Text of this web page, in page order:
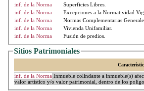
inf. de la Norma
Superficies Libres.
inf. de la Norma
Excepciones a la Normatividad
inf. de la Norma
Normas Complementarias
inf. de la Norma
Vivienda Unifamiliar.
inf. de la Norma
Fusión de predios.
Sitios Patrimoniales
inf. de la Norma Inmueble colindante a inmueble(s)
valor artístico y/o valor patrimonial, dentro de los